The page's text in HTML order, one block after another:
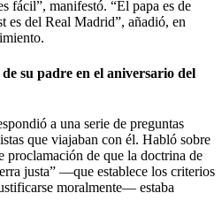
fácil”, manifestó. “El papa es de
es del Real Madrid”, añadió, en
su padre en el aniversario del
a una serie de preguntas
que viajaban con él. Habló sobre
de que la doctrina de
justa” —que establece los criterios
moralmente— estaba